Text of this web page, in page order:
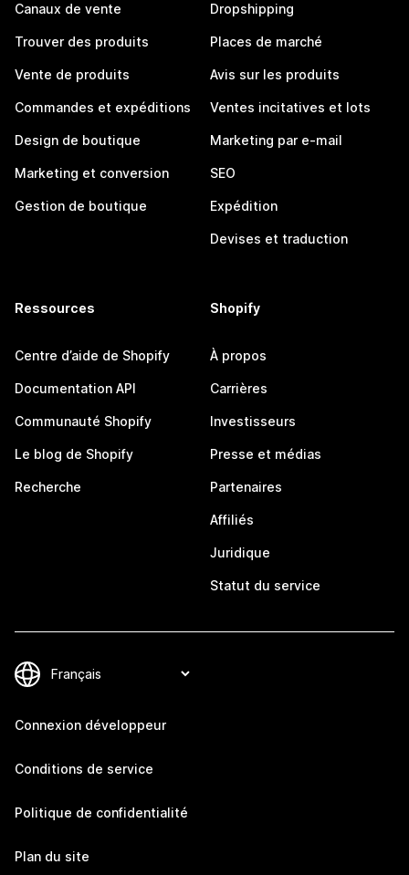
Canaux de vente
Trouver des produits
Vente de produits
Commandes et expéditions
Design de boutique
Marketing et conversion
Gestion de boutique
Dropshipping
Places de marché
Avis sur les produits
Ventes incitatives et lots
Marketing par e-mail
SEO
Expédition
Devises et traduction
Ressources
Centre d’aide de Shopify
Documentation API
Communauté Shopify
Le blog de Shopify
Recherche
Shopify
À propos
Carrières
Investisseurs
Presse et médias
Partenaires
Affiliés
Juridique
Statut du service
Connexion développeur
Conditions de service
Politique de confidentialité
Plan du site